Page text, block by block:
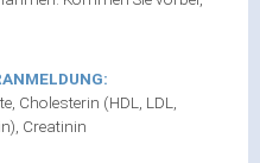
Cholesterin (HDL, LDL,
Creatinin